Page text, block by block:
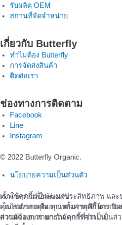
รับผลิต OEM
สถานที่จัดจำหน่าย
เกี่ยวกับ Butterfly
ทำไมต้อง Butterfly
การจัดส่งสินค้า
ติดต่อเรา
ช่องทางการติดตาม
Facebook
Line
Instagram
© 2022 Butterfly Organic.
นโยบายความเป็นส่วนตัว
เราใช้คุกกี้เพื่อพัฒนาประสิทธิภาพ แล
เว็บไซต์ของคุณ คุณสามารถศึกษาราย
ส่วนตัวและสามารถจัดการความเป็นส่
ตั้งค่าความเป็นส่วนตัว
คุณสามารถเลือกการตั้งค่าคุกกี้โดยเปิ
ความต้องการ ยกเว้น คุกกี้ที่จำเป็น